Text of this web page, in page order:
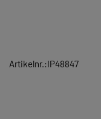
Artikelnr.:IP48847